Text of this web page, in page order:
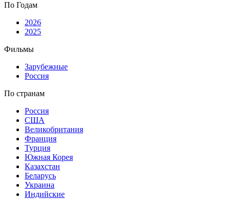
По Годам
2026
2025
Фильмы
Зарубежные
Россия
По странам
Россия
США
Великобритания
Франция
Турция
Южная Корея
Казахстан
Беларусь
Украина
Индийские